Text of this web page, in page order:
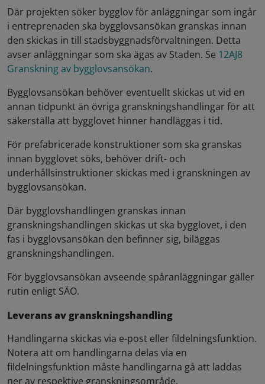
Där projekten söker bygglov för anläggningar som ingår
i entreprenaden ska bygglovsansökan granskas innan
den skickas in till stadsbyggnadsförvaltningen. Detta
avser anläggningar som ska ägas av Staden. Se 12AJ8
Granskning av bygglovsansökan.
Bygglovsansökan behöver eventuellt skickas ut vid en
annan tidpunkt än övriga granskningshandlingar för att
säkerställa att bygglovet hinner handläggas i tid.
För prefabricerade konstruktioner som ska granskas
innan bygglovet söks, behöver drift- och
underhållsinstruktioner skickas med i granskningen av
bygglovsansökan.
Där bygglovshandlingen granskas innan
granskningshandlingen skickas ut ska bygglovet, i den
fas i bygglovsansökan den befinner sig, biläggas
granskningshandlingen.
För bygglovsansökan avseende spåranläggningar gäller
rutin enligt SÄO.
Leverans av granskningshandling
Handlingarna skickas via e-post eller fildelningsfunktion.
Notera att om handlingarna delas via en
fildelningsfunktion måste handlingarna gå att laddas
ner av respektive granskningsområde.